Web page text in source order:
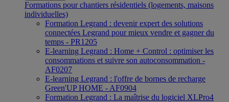
Formations pour chantiers résidentiels (logements, maisons
individuelles)
Formation Legrand : devenir expert des solutions
connectées Legrand pour mieux vendre et gagner du
temps - PR1205
E-learning Legrand : Home + Control : optimiser les
consommations et suivre son autoconsommation -
AF0207
E-learning Legrand : l'offre de bornes de recharge
Green'UP HOME - AF0904
Formation Legrand : La maîtrise du logiciel XLPro4